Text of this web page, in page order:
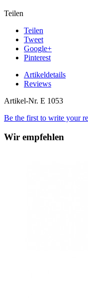
Teilen
Teilen
Tweet
Google+
Pinterest
Artikeldetails
Reviews
Artikel-Nr. E 1053
Be the first to write your
Wir empfehlen